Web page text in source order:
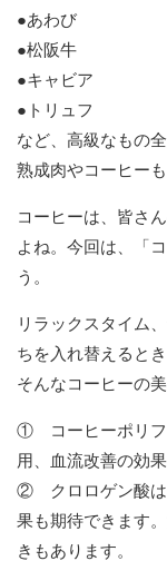
●あわび
●松阪牛
●キャビア
●トリュフ
など、高級なもの全
熟成肉やコーヒー
コーヒーは、皆さ
よね。今回は、「
う。
リラックスタイム
ちを入れ替えると
そんなコーヒーの
① コーヒーポリフ
用、血流改善の効
② クロロゲン酸は
果も期待できます
きもあります。